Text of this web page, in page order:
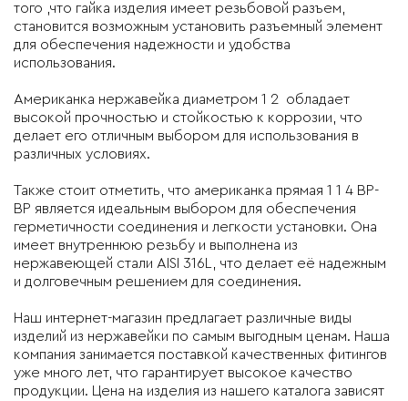
того ,что гайка изделия имеет резьбовой разъем,
становится возможным установить разъемный элемент
для обеспечения надежности и удобства
использования.
Американка нержавейка диаметром 1 2 обладает
высокой прочностью и стойкостью к коррозии, что
делает его отличным выбором для использования в
различных условиях.
Также стоит отметить, что американка прямая 1 1 4 ВР-
ВР является идеальным выбором для обеспечения
герметичности соединения и легкости установки. Она
имеет внутреннюю резьбу и выполнена из
нержавеющей стали AISI 316L, что делает её надежным
и долговечным решением для соединения.
Наш интернет-магазин предлагает различные виды
изделий из нержавейки по самым выгодным ценам. Наша
компания занимается поставкой качественных фитингов
уже много лет, что гарантирует высокое качество
продукции. Цена на изделия из нашего каталога зависят